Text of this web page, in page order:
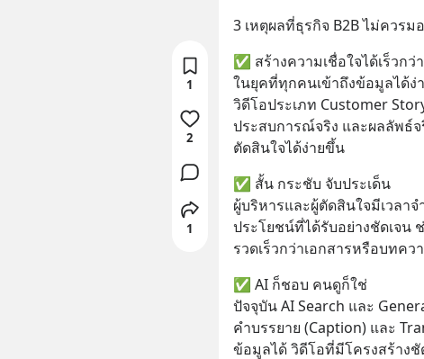
3 เหตุผลที่ธุรกิจ B2B ไม่ควร
✅ สร้างความเชื่อใจได้เร็วกว่า
ในยุคที่ทุกคนเข้าถึงข้อมูลได้
วิดีโอประเภท Customer
ประสบการณ์จริง และผลลัพธ์
ตัดสินใจได้ง่ายขึ้น
✅ สั้น กระชับ จับประเด็น
ผู้บริหารและผู้ตัดสินใจมีเวลา
ประโยชน์ที่ได้รับอย่างชัดเจน
รวดเร็วกว่าเอกสารหรือบทคว
✅ AI ก็ชอบ คนดูก็ใช่
ปัจจุบัน AI Search และ
คำบรรยาย (Caption) และ
ข้อมูลได้ วิดีโอที่มีโครงสร้าง
1
2
1